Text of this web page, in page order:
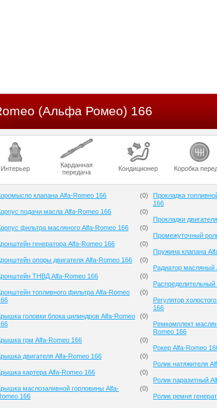
(Альфа Ромео) 166
Интерьер
Карданная
передача
Кондиционер Коробка
клапана Alfa-Romeo 166 (0)
подачи масла Alfa-Romeo 166 (0)
фильтра масляного Alfa-Romeo 166 (0)
генератора Alfa-Romeo 166 (0)
опоры двигателя Alfa-Romeo 166 (0)
ТНВД Alfa-Romeo 166 (0)
топливного фильтра Alfa-Romeo
(0)
головки блока цилиндров Alfa-Romeo
(0)
грм Alfa-Romeo 166 (0)
двигателя Alfa-Romeo 166 (0)
картера Alfa-Romeo 166 (0)
маслозаливной горловины Alfa-
166
(0)
Прокладка
166
Прокладки
Промежуточный
Пружина клапана
Радиатор масляный
Регулятор
166
Ремкомплект
Romeo 166
Рокер Alfa-Romeo
Ролик натяжителя
Ролик паразитный
Ролик ремня